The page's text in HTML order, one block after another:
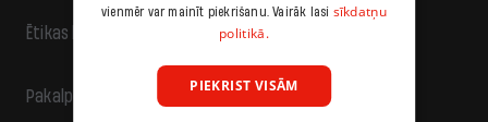
Ētikas kodekss
Pakalpojumu sniegšanas noteikumi
vienmēr var mainīt piekrišanu. Vairāk lasi sīkdatņu
politikā.
PIEKRIST VISĀM